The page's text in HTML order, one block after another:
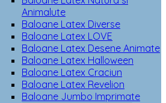
Animalute
Baloane Latex Diverse
Baloane Latex LOVE
Baloane Latex Desene Animate
Baloane Latex Halloween
Baloane Latex Craciun
Baloane Latex Revelion
Baloane Jumbo Imprimate